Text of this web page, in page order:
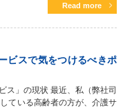
Read more
ビスで気をつけるべきポ
ス」の現状 最近、私（弊社司
ている高齢者の方が、介護サ